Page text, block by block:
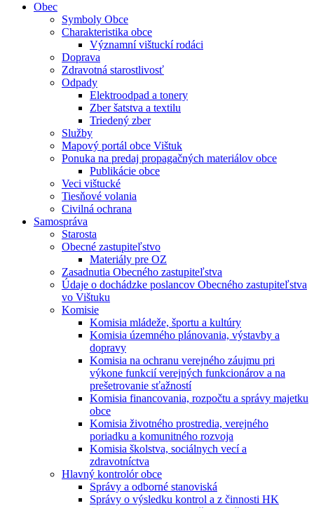
Obec
Symboly Obce
Charakteristika obce
Významní vištuckí rodáci
Doprava
Zdravotná starostlivosť
Odpady
Elektroodpad a tonery
Zber šatstva a textilu
Triedený zber
Služby
Mapový portál obce Vištuk
Ponuka na predaj propagačných materiálov obce
Publikácie obce
Veci vištucké
Tiesňové volania
Civilná ochrana
Samospráva
Starosta
Obecné zastupiteľstvo
Materiály pre OZ
Zasadnutia Obecného zastupiteľstva
Údaje o dochádzke poslancov Obecného zastupiteľstva
vo Vištuku
Komisie
Komisia mládeže, športu a kultúry
Komisia územného plánovania, výstavby a
dopravy
Komisia na ochranu verejného záujmu pri
výkone funkcií verejných funkcionárov a na
prešetrovanie sťažností
Komisia financovania, rozpočtu a správy majetku
obce
Komisia životného prostredia, verejného
poriadku a komunitného rozvoja
Komisia školstva, sociálnych vecí a
zdravotníctva
Hlavný kontrolór obce
Správy a odborné stanoviská
Správy o výsledku kontrol a z činnosti HK